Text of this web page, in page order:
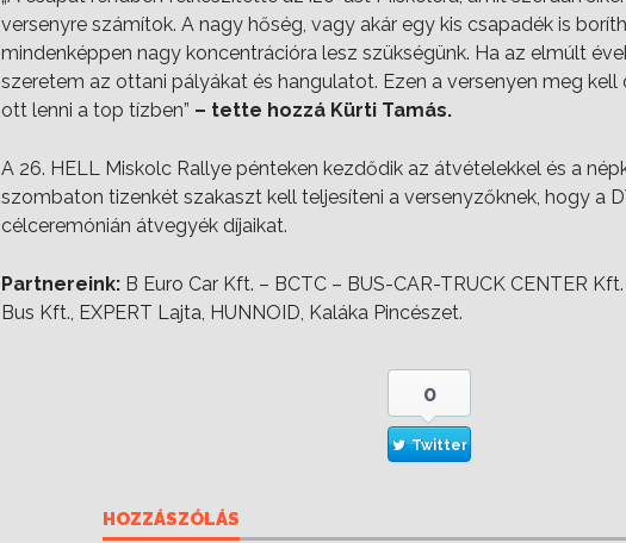
versenyre számítok. A nagy hőség, vagy akár egy kis csapadék is
mindenképpen nagy koncentrációra lesz szükségünk. Ha az elmúlt
szeretem az ottani pályákat és hangulatot. Ezen a versenyen meg
ott lenni a top tízben” – tette hozzá Kürti Tamás.
A 26. HELL Miskolc Rallye pénteken kezdődik az átvételekkel és a
szombaton tizenkét szakaszt kell teljesíteni a versenyzőknek, hogy a
célceremónián átvegyék díjaikat.
Partnereink: B Euro Car Kft. – BCTC – BUS-CAR-TRUCK CENTER
Bus Kft., EXPERT Lajta, HUNNOID, Kaláka Pincészet.
0
Twitter
HOZZÁSZÓLÁS